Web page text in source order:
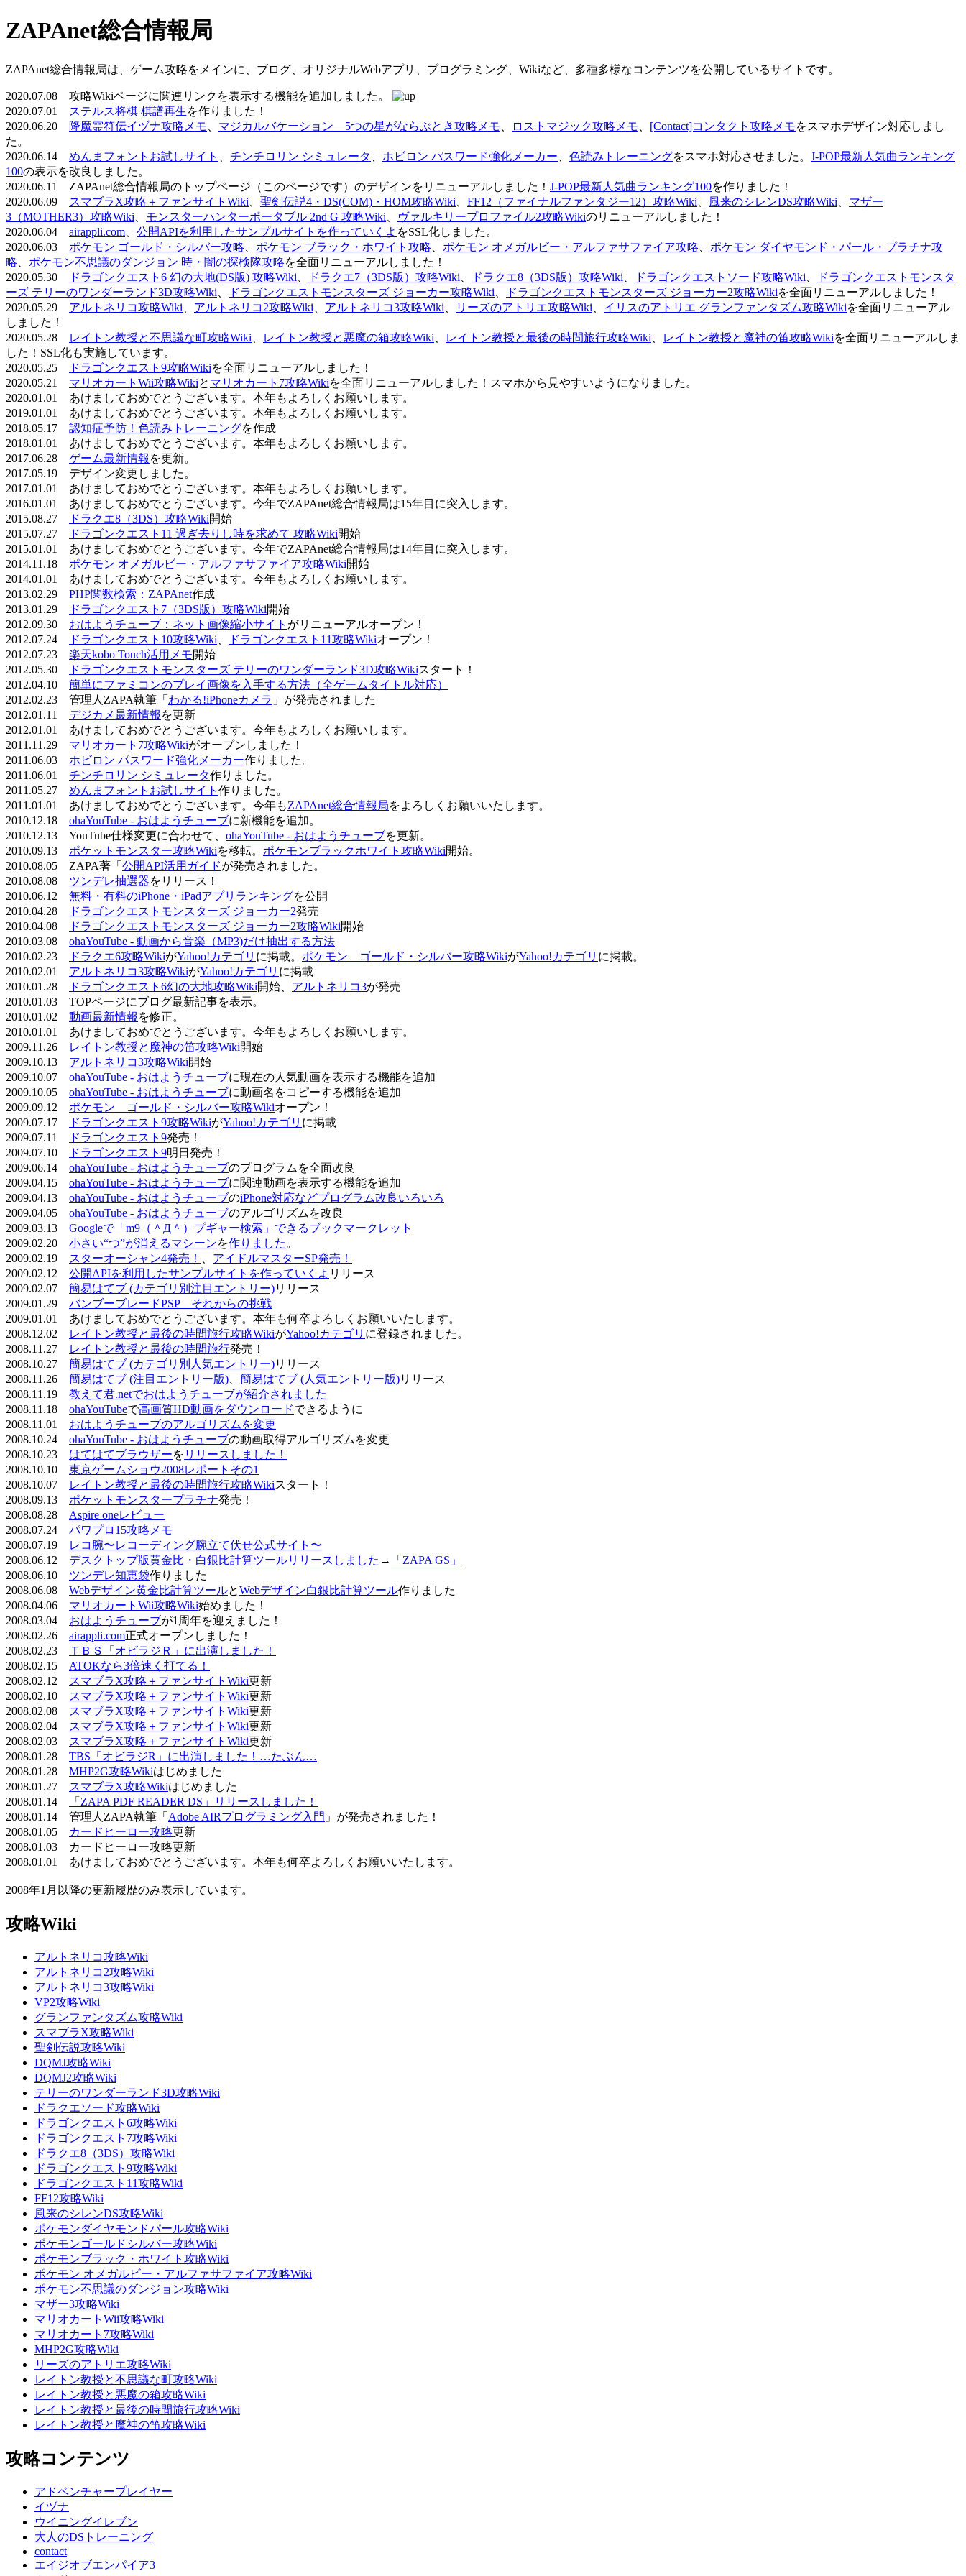
ZAPAnet総合情報局
ZAPAnet総合情報局は、ゲーム攻略をメインに、ブログ、オリジナルWebアプリ、プログラミング、Wikiなど、多種多様なコンテンツを公開しているサイトです。
2020.07.08 攻略Wikiページに関連リンクを表示する機能を追加しました。
2020.07.01
ステルス将棋 棋譜再生を作りました！
2020.06.20
降魔霊符伝イヅナ攻略メモ マジカルバケーション 5つの星がならぶとき攻略メモ ロストマジック攻略メモ [Contact]コンタクト攻略メモをスマホデザイン対応しまし
た。
2020.06.14 めんまフォントお試しサイト チンチロリン シミュレータ ホビロン パスワード強化メーカー 色読みトレーニングをスマホ対応させました。 J-POP最新人気曲ランキング
100の表示を改良しました。
2020.06.11 ZAPAnet総合情報局のトップページ（このページです）のデザインをリニューアルしました！ J-POP最新人気曲ランキング100を作りました！
2020.06.09
スマブラX攻略＋ファンサイトWiki 聖剣伝説4・DS(COM)・HOM攻略Wiki FF12（ファイナルファンタジー12）攻略Wiki 風来のシレンDS攻略Wiki
マザー
3（MOTHER3）攻略Wiki
モンスターハンターポータブル 2nd G 攻略Wiki ヴァルキリープロファイル2攻略Wikiのリニューアルしました！
2020.06.04 airappli.com 公開APIを利用したサンプルサイトを作っていくよ をSSL化しました。
2020.06.03 ポケモン ゴールド・シルバー攻略 ポケモン ブラック・ホワイト攻略 ポケモン オメガルビー・アルファサファイア攻略
ポケモン ダイヤモンド・パール・プラチナ攻
略
ポケモン不思議のダンジョン 時・闇の探検隊攻略を全面リニューアルしました！
2020.05.30
ドラゴンクエスト6 幻の大地(DS版) 攻略Wiki ドラクエ7（3DS版）攻略Wiki ドラクエ8（3DS版）攻略Wiki ドラゴンクエストソード攻略Wiki
ドラゴンクエストモンスタ
ーズ テリーのワンダーランド3D攻略Wiki
ドラゴンクエストモンスターズ ジョーカー攻略Wiki ドラゴンクエストモンスターズ ジョーカー2攻略Wikiを全面リニューアルしました！
2020.05.29 アルトネリコ攻略Wiki アルトネリコ2攻略Wiki アルトネリコ3攻略Wiki リーズのアトリエ攻略Wiki イリスのアトリエ グランファンタズム攻略Wikiを全面リニューアル
しました！
2020.05.28
レイトン教授と不思議な町攻略Wiki レイトン教授と悪魔の箱攻略Wiki レイトン教授と最後の時間旅行攻略Wiki レイトン教授と魔神の笛攻略Wikiを全面リニューアルしま
した！SSL化も実施しています。
2020.05.25
ドラゴンクエスト9攻略Wikiを全面リニューアルしました！
2020.05.21 マリオカートWii攻略Wikiと マリオカート7攻略Wikiを全面リニューアルしました！スマホから見やすいようになりました。
2020.01.01 あけましておめでとうございます。本年もよろしくお願いします。
2019.01.01 あけましておめでとうございます。本年もよろしくお願いします。
2018.05.17 認知症予防！色読みトレーニングを作成
2018.01.01 あけましておめでとうございます。本年もよろしくお願いします。
2017.06.28 ゲーム最新情報 を更新。
2017.05.19 デザイン変更しました。
2017.01.01 あけましておめでとうございます。本年もよろしくお願いします。
2016.01.01 あけましておめでとうございます。今年でZAPAnet総合情報局は15年目に突入します。
2015.08.27
ドラクエ8（3DS）攻略Wiki開始
2015.07.27
ドラゴンクエスト11 過ぎ去りし時を求めて 攻略Wiki開始
2015.01.01 あけましておめでとうございます。今年でZAPAnet総合情報局は14年目に突入します。
2014.11.18 ポケモン オメガルビー・アルファサファイア攻略Wiki開始
2014.01.01 あけましておめでとうございます。今年もよろしくお願いします。
2013.02.29 PHP関数検索：ZAPAnet作成
2013.01.29
ドラゴンクエスト7（3DS版）攻略Wiki開始
2012.09.30 おはようチューブ：ネット画像縮小サイト がリニューアルオープン！
2012.07.24
ドラゴンクエスト10攻略Wiki ドラゴンクエスト11攻略Wikiオープン！
2012.07.23 楽天kobo Touch活用メモ開始
2012.05.30
ドラゴンクエストモンスターズ テリーのワンダーランド3D攻略Wikiスタート！
2012.04.10 簡単にファミコンのプレイ画像を入手する方法（全ゲームタイトル対応）
2012.02.23 管理人ZAPA執筆「 わかる!iPhoneカメラ 」が発売されました
2012.01.11 デジカメ最新情報 を更新
2012.01.01 あけましておめでとうございます。今年もよろしくお願いします。
2011.11.29 マリオカート7攻略Wikiがオープンしました！
2011.06.03 ホビロン パスワード強化メーカー作りました。
2011.06.01 チンチロリン シミュレータ作りました。
2011.05.27 めんまフォントお試しサイト 作りました。
2011.01.01 あけましておめでとうございます。今年もZAPAnet総合情報局をよろしくお願いいたします。
2010.12.18 ohaYouTube - おはようチューブに新機能を追加。
2010.12.13 YouTube仕様変更に合わせて、 ohaYouTube - おはようチューブを更新。
2010.09.13 ポケットモンスター攻略Wikiを移転。 ポケモンブラックホワイト攻略Wiki開始。
2010.08.05 ZAPA著「 公開API活用ガイドが発売されました。
2010.08.08 ツンデレ抽選器をリリース！
2010.06.12 無料・有料のiPhone・iPadアプリランキングを公開
2010.04.28
ドラゴンクエストモンスターズ ジョーカー2発売
2010.04.08
ドラゴンクエストモンスターズ ジョーカー2攻略Wiki開始
2010.03.08 ohaYouTube - 動画から音楽（MP3)だけ抽出する方法
2010.02.23
ドラクエ6攻略WikiがYahoo!カテゴリ に掲載。 ポケモン ゴールド・シルバー攻略WikiがYahoo!カテゴリ に掲載。
2010.02.01 アルトネリコ3攻略WikiがYahoo!カテゴリ に掲載
2010.01.28
ドラゴンクエスト6幻の大地攻略Wiki開始、 アルトネリコ3が発売
2010.01.03 TOPページにブログ最新記事を表示。
2010.01.02 動画最新情報 を修正。
2010.01.01 あけましておめでとうございます。今年もよろしくお願いします。
2009.11.26
レイトン教授と魔神の笛攻略Wiki開始
2009.10.13 アルトネリコ3攻略Wiki開始
2009.10.07 ohaYouTube - おはようチューブに現在の人気動画を表示する機能を追加
2009.10.05 ohaYouTube - おはようチューブに動画名をコピーする機能を追加
2009.09.12 ポケモン ゴールド・シルバー攻略Wikiオープン！
2009.07.17
ドラゴンクエスト9攻略WikiがYahoo!カテゴリ に掲載
2009.07.11
ドラゴンクエスト9発売！
2009.07.10
ドラゴンクエスト9明日発売！
2009.06.14 ohaYouTube - おはようチューブのプログラムを全面改良
2009.04.15 ohaYouTube - おはようチューブに関連動画を表示する機能を追加
2009.04.13 ohaYouTube - おはようチューブのiPhone対応などプログラム改良いろいろ
2009.04.05 ohaYouTube - おはようチューブのアルゴリズムを改良
2009.03.13 Googleで「m9（＾Д＾）プギャー検索」できるブックマークレット
2009.02.20 小さい“つ”が消えるマシーンを作りました 。
2009.02.19
スターオーシャン4発売！
アイドルマスターSP発売！
2009.02.12 公開APIを利用したサンプルサイトを作っていくよ リリース
2009.02.07 簡易はてブ (カテゴリ別注目エントリー)リリース
2009.01.29 バンブーブレードPSP それからの挑戦
2009.01.01 あけましておめでとうございます。本年も何卒よろしくお願いいたします。
2008.12.02
レイトン教授と最後の時間旅行攻略WikiがYahoo!カテゴリ に登録されました。
2008.11.27
レイトン教授と最後の時間旅行発売！
2008.10.27 簡易はてブ (カテゴリ別人気エントリー)リリース
2008.11.26 簡易はてブ (注目エントリー版) 簡易はてブ (人気エントリー版)リリース
2008.11.19 教えて君.netでおはようチューブが紹介されました
2008.11.18 ohaYouTubeで高画質HD動画をダウンロードできるように
2008.11.01 おはようチューブのアルゴリズムを変更
2008.10.24 ohaYouTube - おはようチューブの動画取得アルゴリズムを変更
2008.10.23 はてはてブラウザーを リリースしました！
2008.10.10 東京ゲームショウ2008レポートその1
2008.10.07
レイトン教授と最後の時間旅行攻略Wikiスタート！
2008.09.13 ポケットモンスタープラチナ発売！
2008.08.28 Aspire oneレビュー
2008.07.24 パワプロ15攻略メモ
2008.07.19
レコ腕〜レコーディング腕立て伏せ公式サイト〜
2008.06.12 デスクトップ版黄金比・白銀比計算ツールリリースしました →
「ZAPA GS」
2008.06.10 ツンデレ知恵袋作りました
2008.06.08 Webデザイン黄金比計算ツールとWebデザイン白銀比計算ツール作りました
2008.04.06 マリオカートWii攻略Wiki始めました！
2008.03.04 おはようチューブが1周年を迎えました！
2008.02.26 airappli.com正式オープンしました！
2008.02.23
ＴＢＳ「オビラジＲ」に出演しました！
2008.02.15 ATOKなら3倍速く打てる！
2008.02.12
スマブラX攻略＋ファンサイトWiki更新
2008.02.10
スマブラX攻略＋ファンサイトWiki更新
2008.02.08
スマブラX攻略＋ファンサイトWiki更新
2008.02.04
スマブラX攻略＋ファンサイトWiki更新
2008.02.03
スマブラX攻略＋ファンサイトWiki更新
2008.01.28 TBS「オビラジR」に出演しました！…たぶん…
2008.01.28 MHP2G攻略Wikiはじめました
2008.01.27
スマブラX攻略Wikiはじめました
2008.01.14
「ZAPA PDF READER DS」リリースしました！
2008.01.14 管理人ZAPA執筆「 Adobe AIRプログラミング入門 」が発売されました！
2008.01.05
カードヒーロー攻略更新
2008.01.03 カードヒーロー攻略更新
2008.01.01 あけましておめでとうございます。本年も何卒よろしくお願いいたします。
2008年1月以降の更新履歴のみ表示しています。
攻略Wiki
アルトネリコ攻略Wiki
アルトネリコ2攻略Wiki
アルトネリコ3攻略Wiki
VP2攻略Wiki
グランファンタズム攻略Wiki
スマブラX攻略Wiki
聖剣伝説攻略Wiki
DQMJ攻略Wiki
DQMJ2攻略Wiki
テリーのワンダーランド3D攻略Wiki
ドラクエソード攻略Wiki
ドラゴンクエスト6攻略Wiki
ドラゴンクエスト7攻略Wiki
ドラクエ8（3DS）攻略Wiki
ドラゴンクエスト9攻略Wiki
ドラゴンクエスト11攻略Wiki
FF12攻略Wiki
風来のシレンDS攻略Wiki
ポケモンダイヤモンドパール攻略Wiki
ポケモンゴールドシルバー攻略Wiki
ポケモンブラック・ホワイト攻略Wiki
ポケモン オメガルビー・アルファサファイア攻略Wiki
ポケモン不思議のダンジョン攻略Wiki
マザー3攻略Wiki
マリオカートWii攻略Wiki
マリオカート7攻略Wiki
MHP2G攻略Wiki
リーズのアトリエ攻略Wiki
レイトン教授と不思議な町攻略Wiki
レイトン教授と悪魔の箱攻略Wiki
レイトン教授と最後の時間旅行攻略Wiki
レイトン教授と魔神の笛攻略Wiki
攻略コンテンツ
アドベンチャープレイヤー
イヅナ
ウイニングイレブン
大人のDSトレーニング
contact
エイジオブエンパイア3